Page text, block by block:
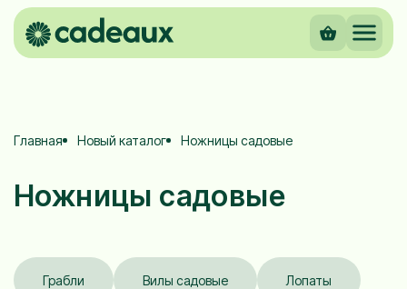
Главная Новый каталог Ножницы садовые
Ножницы садовые
Грабли Вилы садовые Лопаты